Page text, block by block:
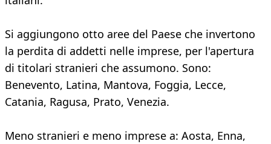
Si aggiungono otto aree del Paese che invertono
la perdita di addetti nelle imprese, per l'apertura
di titolari stranieri che assumono. Sono:
Benevento, Latina, Mantova, Foggia, Lecce,
Catania, Ragusa, Prato, Venezia.
Meno stranieri e meno imprese a: Aosta, Enna,